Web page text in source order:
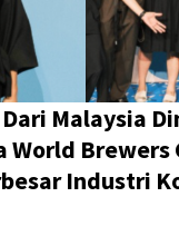
Malaysia
World Brewers
Industri